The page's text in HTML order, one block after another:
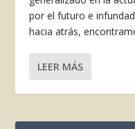
por el futuro e
hacia atrás,
LEER MÁS